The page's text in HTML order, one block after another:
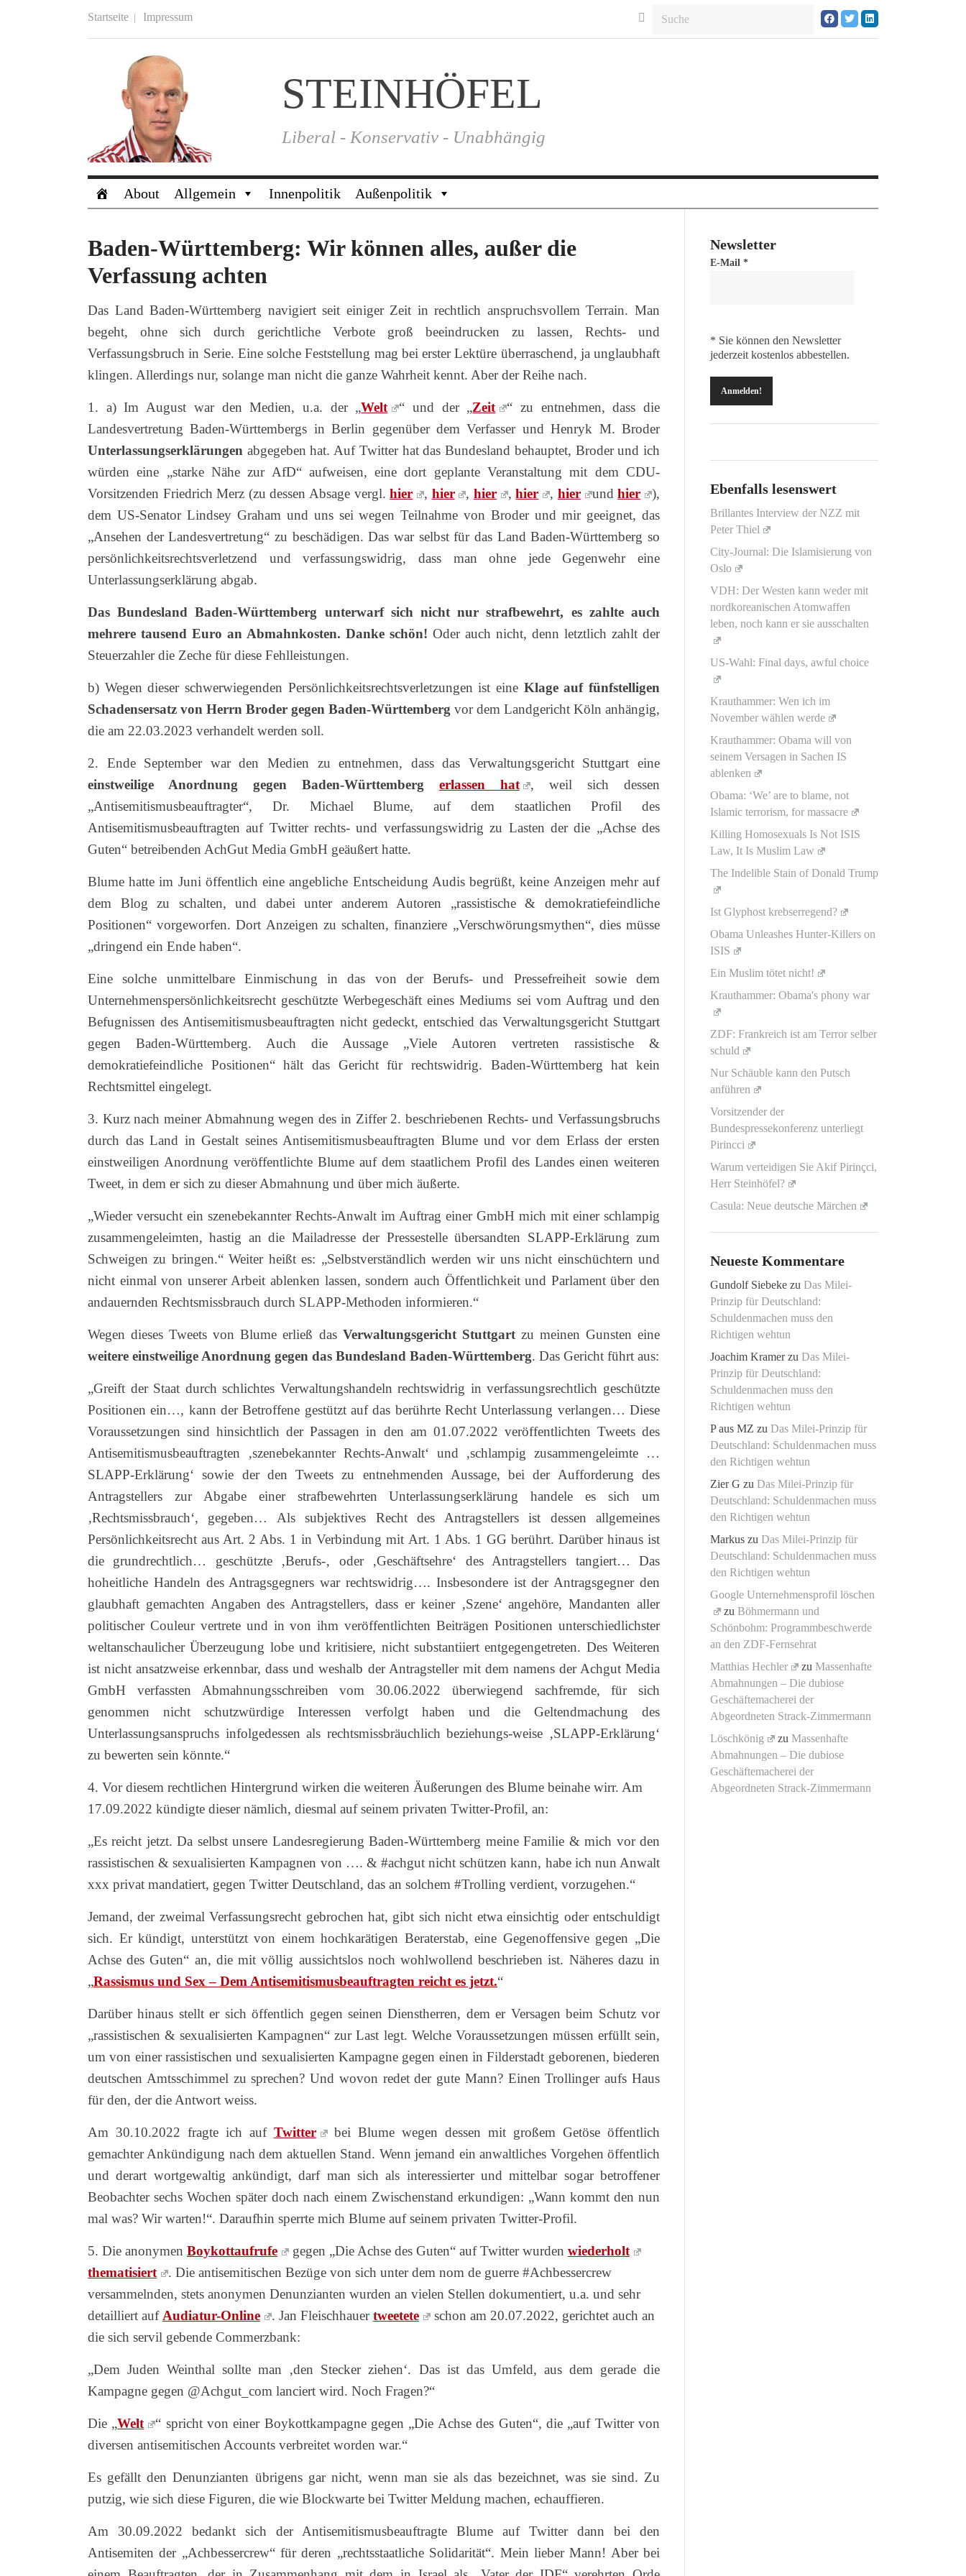
Startseite Impressum
STEINHÖFEL
Liberal - Konservativ - Unabhängig
About Allgemein Innenpolitik Außenpolitik
Baden-Württemberg: Wir können alles, außer die
Verfassung achten
Das Land Baden-Württemberg navigiert seit einiger Zeit in rechtlich anspruchsvollem Terrain. Man
begeht, ohne sich durch gerichtliche Verbote groß beeindrucken zu lassen, Rechts- und
Verfassungsbruch in Serie. Eine solche Feststellung mag bei erster Lektüre überraschend, ja unglaubhaft
klingen. Allerdings nur, solange man nicht die ganze Wahrheit kennt. Aber der Reihe nach.
1. a) Im August war den Medien, u.a. der „Welt “ und der „Zeit
“ zu entnehmen, dass die
Landesvertretung Baden-Württembergs in Berlin gegenüber dem Verfasser und Henryk M. Broder
Unterlassungserklärungen abgegeben hat. Auf Twitter hat das Bundesland behauptet, Broder und ich
würden eine „starke Nähe zur AfD“ aufweisen, eine dort geplante Veranstaltung mit dem CDU-
Vorsitzenden Friedrich Merz (zu dessen Absage vergl.hier , hier ,hier ,hier , hier undhier
),
dem US-Senator Lindsey Graham und uns sei wegen Teilnahme von Broder und mir geeignet, das
„Ansehen der Landesvertretung“ zu beschädigen. Das war selbst für das Land Baden-Württemberg so
persönlichkeitsrechtsverletzend und verfassungswidrig, dass man ohne jede Gegenwehr eine
Unterlassungserklärung abgab.
Das Bundesland Baden-Württemberg unterwarf sich nicht nur strafbewehrt, es zahlte auch
mehrere tausend Euro an Abmahnkosten. Danke schön! Oder auch nicht, denn letztlich zahlt der
Steuerzahler die Zeche für diese Fehlleistungen.
b) Wegen dieser schwerwiegenden Persönlichkeitsrechtsverletzungen ist eine Klage auf fünfstelligen
Schadensersatz von Herrn Broder gegen Baden-Württemberg vor dem Landgericht Köln anhängig,
die am 22.03.2023 verhandelt werden soll.
2. Ende September war den Medien zu entnehmen, dass das Verwaltungsgericht Stuttgart eine
einstweilige Anordnung gegen Baden-Württemberg
erlassen hat
, weil sich dessen
„Antisemitismusbeauftragter“, Dr. Michael Blume, auf dem staatlichen Profil des
Antisemitismusbeauftragten auf Twitter rechts- und verfassungswidrig zu Lasten der die „Achse des
Guten“ betreibenden AchGut Media GmbH geäußert hatte.
Blume hatte im Juni öffentlich eine angebliche Entscheidung Audis begrüßt, keine Anzeigen mehr auf
dem Blog zu schalten, und dabei unter anderem Autoren „rassistische & demokratiefeindliche
Positionen“ vorgeworfen. Dort Anzeigen zu schalten, finanziere „Verschwörungsmythen“, dies müsse
„dringend ein Ende haben“.
Eine solche unmittelbare Einmischung in das von der Berufs- und Pressefreiheit sowie dem
Unternehmenspersönlichkeitsrecht geschützte Werbegeschäft eines Mediums sei vom Auftrag und den
Befugnissen des Antisemitismusbeauftragten nicht gedeckt, entschied das Verwaltungsgericht Stuttgart
gegen Baden-Württemberg. Auch die Aussage „Viele Autoren vertreten rassistische &
demokratiefeindliche Positionen“ hält das Gericht für rechtswidrig. Baden-Württemberg hat kein
Rechtsmittel eingelegt.
3. Kurz nach meiner Abmahnung wegen des in Ziffer 2. beschriebenen Rechts- und Verfassungsbruchs
durch das Land in Gestalt seines Antisemitismusbeauftragten Blume und vor dem Erlass der ersten
einstweiligen Anordnung veröffentlichte Blume auf dem staatlichem Profil des Landes einen weiteren
Tweet, in dem er sich zu dieser Abmahnung und über mich äußerte.
„Wieder versucht ein szenebekannter Rechts-Anwalt im Auftrag einer GmbH mich mit einer schlampig
zusammengeleimten, hastig an die Mailadresse der Pressestelle übersandten SLAPP-Erklärung zum
Schweigen zu bringen.“ Weiter heißt es: „Selbstverständlich werden wir uns nicht einschüchtern und
nicht einmal von unserer Arbeit ablenken lassen, sondern auch Öffentlichkeit und Parlament über den
andauernden Rechtsmissbrauch durch SLAPP-Methoden informieren.“
Wegen dieses Tweets von Blume erließ das Verwaltungsgericht Stuttgartzu meinen Gunsten eine
weitere einstweilige Anordnung gegen das Bundesland Baden-Württemberg. Das Gericht führt aus:
„Greift der Staat durch schlichtes Verwaltungshandeln rechtswidrig in verfassungsrechtlich geschützte
Positionen ein…, kann der Betroffene gestützt auf das berührte Recht Unterlassung verlangen… Diese
Voraussetzungen sind hinsichtlich der Passagen in den am 01.07.2022 veröffentlichten Tweets des
Antisemitismusbeauftragten ‚szenebekannter Rechts-Anwalt‘ und ‚schlampig zusammengeleimte …
SLAPP-Erklärung‘ sowie der den Tweets zu entnehmenden Aussage, bei der Aufforderung des
Antragstellers zur Abgabe einer strafbewehrten Unterlassungserklärung handele es sich um
‚Rechtsmissbrauch‘, gegeben… Als subjektives Recht des Antragstellers ist dessen allgemeines
Persönlichkeitsrecht aus Art. 2 Abs. 1 in Verbindung mit Art. 1 Abs. 1 GG berührt. Darüber hinaus ist
die grundrechtlich… geschützte ‚Berufs-‚ oder ‚Geschäftsehre‘ des Antragstellers tangiert… Das
hoheitliche Handeln des Antragsgegners war rechtswidrig…. Insbesondere ist der Antragsgegner den
glaubhaft gemachten Angaben des Antragstellers, dass er keiner ‚Szene‘ angehöre, Mandanten aller
politischer Couleur vertrete und in von ihm veröffentlichten Beiträgen Positionen unterschiedlichster
weltanschaulicher Überzeugung lobe und kritisiere, nicht substantiiert entgegengetreten. Des Weiteren
ist nicht ansatzweise erkennbar, dass und weshalb der Antragsteller mit dem namens der Achgut Media
GmbH verfassten Abmahnungsschreiben vom 30.06.2022 überwiegend sachfremde, für sich
genommen nicht schutzwürdige Interessen verfolgt haben und die Geltendmachung des
Unterlassungsanspruchs infolgedessen als rechtsmissbräuchlich beziehungs-weise ‚SLAPP-Erklärung‘
zu bewerten sein könnte.“
4. Vor diesem rechtlichen Hintergrund wirken die weiteren Äußerungen des Blume beinahe wirr. Am
17.09.2022 kündigte dieser nämlich, diesmal auf seinem privaten Twitter-Profil, an:
„Es reicht jetzt. Da selbst unsere Landesregierung Baden-Württemberg meine Familie & mich vor den
rassistischen & sexualisierten Kampagnen von …. & #achgut nicht schützen kann, habe ich nun Anwalt
xxx privat mandatiert, gegen Twitter Deutschland, das an solchem #Trolling verdient, vorzugehen.“
Jemand, der zweimal Verfassungsrecht gebrochen hat, gibt sich nicht etwa einsichtig oder entschuldigt
sich. Er kündigt, unterstützt von einem hochkarätigen Beraterstab, eine Gegenoffensive gegen „Die
Achse des Guten“ an, die mit völlig aussichtslos noch wohlwollend beschrieben ist. Näheres dazu in
„Rassismus und Sex – Dem Antisemitismusbeauftragten reicht es jetzt.“
Darüber hinaus stellt er sich öffentlich gegen seinen Dienstherren, dem er Versagen beim Schutz vor
„rassistischen & sexualisierten Kampagnen“ zur Last legt. Welche Voraussetzungen müssen erfüllt sein,
um von einer rassistischen und sexualisierten Kampagne gegen einen in Filderstadt geborenen, biederen
deutschen Amtsschimmel zu sprechen? Und wovon redet der gute Mann? Einen Trollinger aufs Haus
für den, der die Antwort weiss.
Am 30.10.2022 fragte ich auf Twitter
bei Blume wegen dessen mit großem Getöse öffentlich
gemachter Ankündigung nach dem aktuellen Stand. Wenn jemand ein anwaltliches Vorgehen öffentlich
und derart wortgewaltig ankündigt, darf man sich als interessierter und mittelbar sogar betroffener
Beobachter sechs Wochen später doch nach einem Zwischenstand erkundigen: „Wann kommt den nun
mal was? Wir warten!“. Daraufhin sperrte mich Blume auf seinem privaten Twitter-Profil.
5. Die anonymen Boykottaufrufe gegen „Die Achse des Guten“ auf Twitter wurden wiederholt
thematisiert
. Die antisemitischen Bezüge von sich unter dem nom de guerre #Achbessercrew
versammelnden, stets anonymen Denunzianten wurden an vielen Stellen dokumentiert, u.a. und sehr
detailliert auf Audiatur-Online . Jan Fleischhauertweetete
schon am 20.07.2022, gerichtet auch an
die sich servil gebende Commerzbank:
„Dem Juden Weinthal sollte man ‚den Stecker ziehen‘. Das ist das Umfeld, aus dem gerade die
Kampagne gegen @Achgut_com lanciert wird. Noch Fragen?“
Die „Welt
“ spricht von einer Boykottkampagne gegen „Die Achse des Guten“, die „auf Twitter von
diversen antisemitischen Accounts verbreitet worden war.“
Es gefällt den Denunzianten übrigens gar nicht, wenn man sie als das bezeichnet, was sie sind. Zu
putzig, wie sich diese Figuren, die wie Blockwarte bei Twitter Meldung machen, echauffieren.
Am 30.09.2022 bedankt sich der Antisemitismusbeauftragte Blume auf Twitter dann bei den
Antisemiten der „Achbessercrew“ für deren „rechtsstaatliche Solidarität“. Mein lieber Mann! Aber bei
Newsletter
E-Mail *
* Sie können den Newsletter
jederzeit kostenlos abbestellen.
Ebenfalls lesenswert
Brillantes Interview der NZZ mit
Peter Thiel
City-Journal: Die Islamisierung von
Oslo
VDH: Der Westen kann weder mit
nordkoreanischen Atomwaffen
leben, noch kann er sie ausschalten
US-Wahl: Final days, awful choice
Krauthammer: Wen ich im
November wählen werde
Krauthammer: Obama will von
seinem Versagen in Sachen IS
ablenken
Obama: ‘We’ are to blame, not
Islamic terrorism, for massacre
Killing Homosexuals Is Not ISIS
Law, It Is Muslim Law
The Indelible Stain of Donald Trump
Ist Glyphost krebserregend?
Obama Unleashes Hunter-Killers on
ISIS
Ein Muslim tötet nicht!
Krauthammer: Obama's phony war
ZDF: Frankreich ist am Terror selber
schuld
Nur Schäuble kann den Putsch
anführen
Vorsitzender der
Bundespressekonferenz unterliegt
Pirincci
Warum verteidigen Sie Akif Pirinçci,
Herr Steinhöfel?
Casula: Neue deutsche Märchen
Neueste Kommentare
Gundolf Siebeke zu Das Milei-
Prinzip für Deutschland:
Schuldenmachen muss den
Richtigen wehtun
Joachim Kramerzu Das Milei-
Prinzip für Deutschland:
Schuldenmachen muss den
Richtigen wehtun
P aus MZ zu Das Milei-Prinzip für
Deutschland: Schuldenmachen muss
den Richtigen wehtun
Zier G zu Das Milei-Prinzip für
Deutschland: Schuldenmachen muss
den Richtigen wehtun
Markus zu Das Milei-Prinzip für
Deutschland: Schuldenmachen muss
den Richtigen wehtun
Google Unternehmensprofil löschen
zu Böhmermann und
Schönbohm: Programmbeschwerde
an den ZDF-Fernsehrat
Matthias Hechler
zu Massenhafte
Abmahnungen – Die dubiose
Geschäftemacherei der
Abgeordneten Strack-Zimmermann
Löschkönig
zu Massenhafte
Abmahnungen – Die dubiose
Geschäftemacherei der
Abgeordneten Strack-Zimmermann